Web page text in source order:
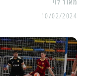
מאור לוי
10/02/2024